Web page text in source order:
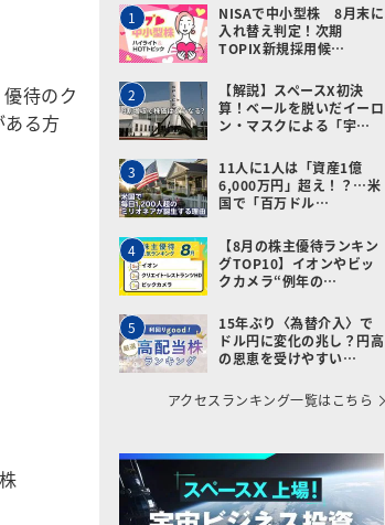
待のク
る方
1
NISAで中小型株 8月末に
入れ替え判定！次期
TOPIX新規採用候…
2
【解説】スペースX初決
算！ベールを脱いだイーロ
ン・マスクによる「宇…
3
11人に1人は「資産1億
6,000万円」超え！？…米
国で「百万ドル…
4
【8月の株主優待ランキン
グTOP10】イオンやビッ
クカメラ“例年の…
5
15年ぶり〈為替介入〉で
ドル円に変化の兆し？円高
の恩恵を受けやすい…
アクセスランキング一覧はこちら